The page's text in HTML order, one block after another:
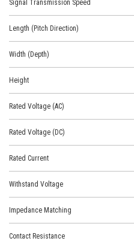
Signal Transmission Speed
Length (Pitch Direction)
Width (Depth)
Height
Rated Voltage (AC)
Rated Voltage (DC)
Rated Current
Withstand Voltage
Impedance Matching
Contact Resistance